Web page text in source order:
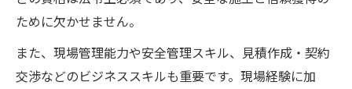
ために欠かせません。
また、現場管理能力や安全管理スキル、見積作成・契約
交渉などのビジネススキルも重要です。現場経験に加